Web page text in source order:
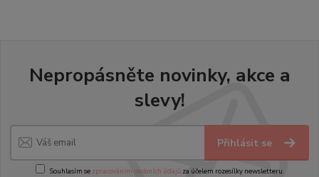
Nepropásněte novinky, akce a
slevy!
Přihlásit se
Souhlasím se zpracováním osobních údajůza účelem rozesílky newsletteru.